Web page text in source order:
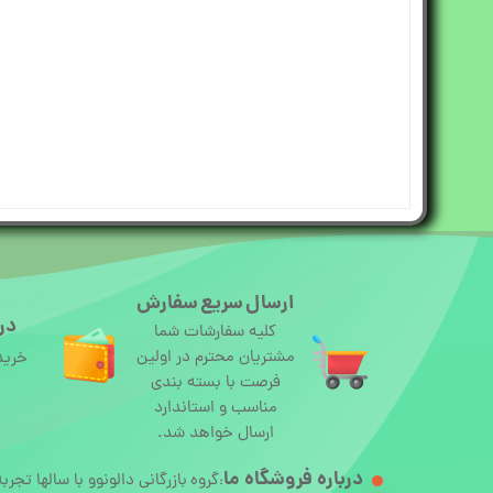
ارسال سریع سفارش
کلیه سفارشات شما
مشتریان محترم در اولین
فرصت با بسته بندی
مناسب و استاندارد
ارسال خواهد شد.
درباره فروشگاه ما:گروه بازرگانی دالونوو با سالها